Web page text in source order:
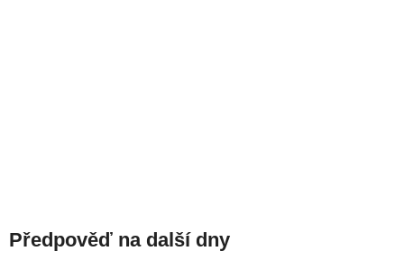
Předpověď na další dny